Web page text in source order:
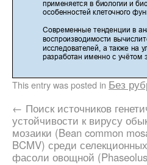
This entry was posted in Без
← Поиск источников
устойчивости к вирусу
мозаики (Bean common
BCMV) среди
фасоли овощной